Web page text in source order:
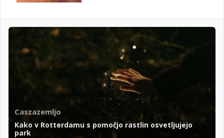
Caszazemljo
Kako v Rotterdamu s pomočjo rastlin osvetljujejo
park